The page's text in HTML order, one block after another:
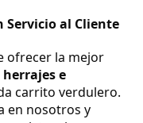
Servicio al Cliente
ofrecer la mejor
e
carrito verdulero.
en nosotros y